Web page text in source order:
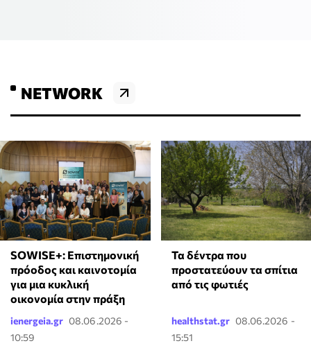
NETWORK
SOWISE+: Επιστημονική
πρόοδος και καινοτομία
για μια κυκλική
οικονομία στην πράξη
ienergeia.gr 08.06.2026 -
10:59
Τα δέντρα που
προστατεύουν τα σπίτια
από τις φωτιές
healthstat.gr 08.06.2026 -
15:51